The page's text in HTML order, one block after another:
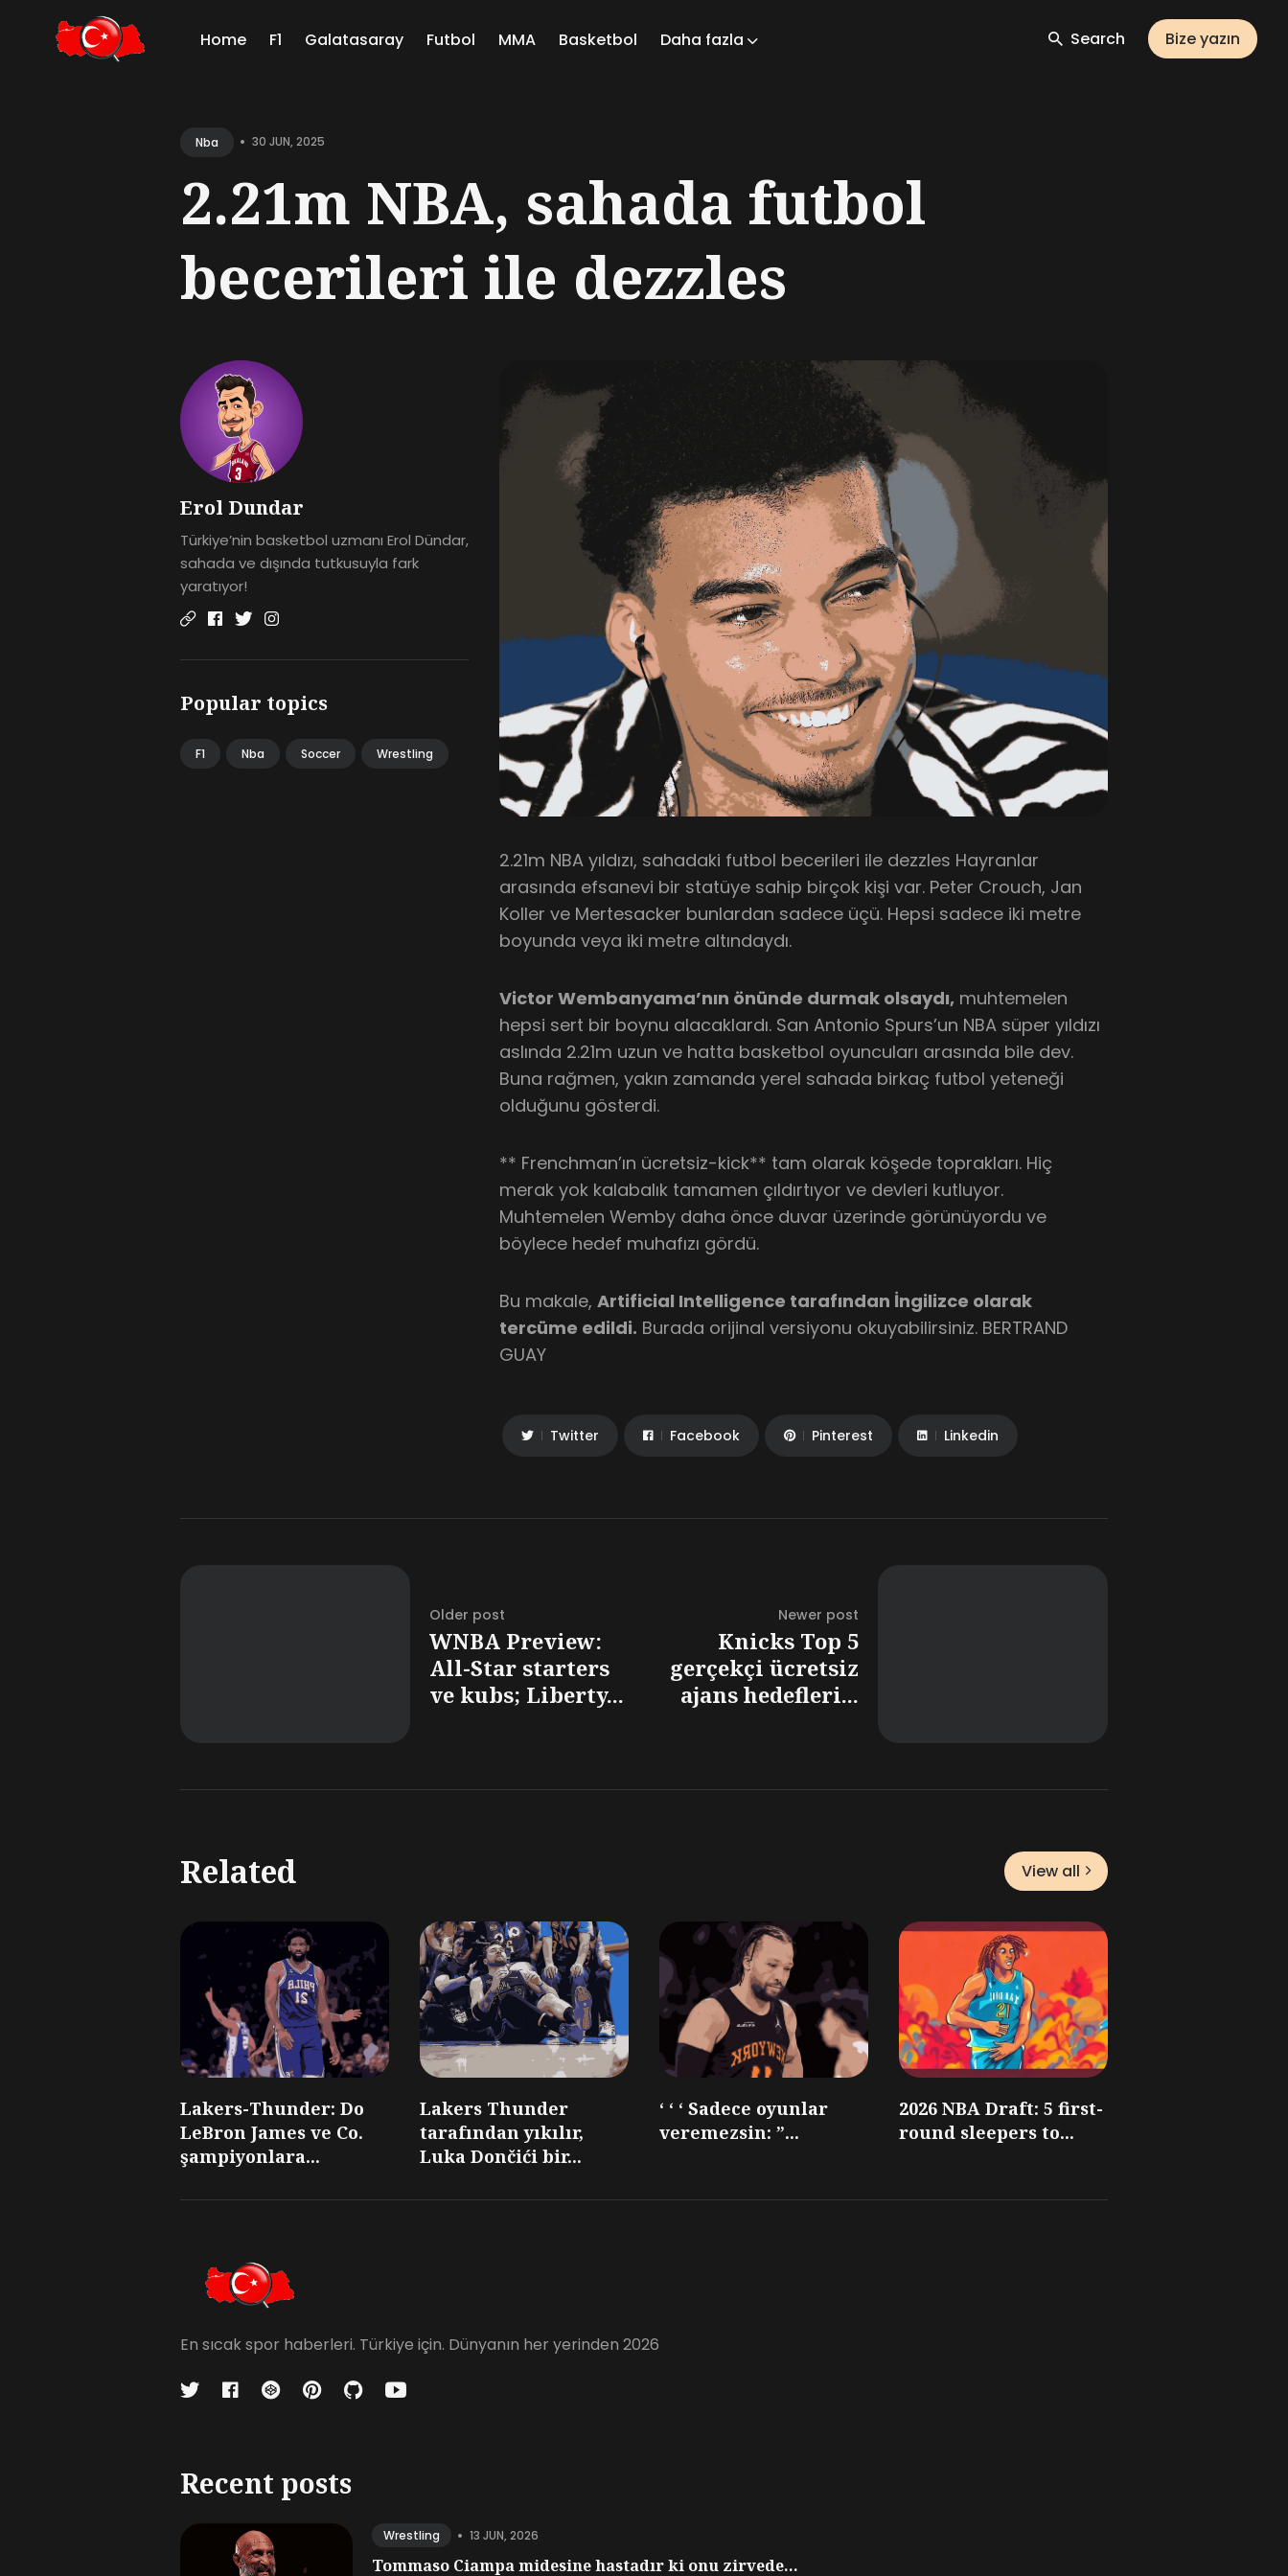
Home F1 Galatasaray Futbol MMA Basketbol Daha fazla Search Bize yazın
Nba • 30 JUN, 2025
2.21m NBA, sahada futbol
becerileri ile dezzles
Erol Dundar
Türkiye’nin basketbol uzmanı Erol Dündar,
sahada ve dışında tutkusuyla fark
yaratıyor!
Popular topics
F1 Nba Soccer Wrestling
2.21m NBA yıldızı, sahadaki futbol becerileri ile dezzles Hayranlar
arasında efsanevi bir statüye sahip birçok kişi var. Peter Crouch, Jan
Koller ve Mertesacker bunlardan sadece üçü. Hepsi sadece iki metre
boyunda veya iki metre altındaydı.
Victor Wembanyama’nın önünde durmak olsaydı, muhtemelen
hepsi sert bir boynu alacaklardı. San Antonio Spurs’un NBA süper yıldızı
aslında 2.21m uzun ve hatta basketbol oyuncuları arasında bile dev.
Buna rağmen, yakın zamanda yerel sahada birkaç futbol yeteneği
olduğunu gösterdi.
** Frenchman’ın ücretsiz-kick** tam olarak köşede toprakları. Hiç
merak yok kalabalık tamamen çıldırtıyor ve devleri kutluyor.
Muhtemelen Wemby daha önce duvar üzerinde görünüyordu ve
böylece hedef muhafızı gördü.
Bu makale,Artificial Intelligence tarafından İngilizce olarak
tercüme edildi. Burada orijinal versiyonu okuyabilirsiniz. BERTRAND
GUAY
Twitter Facebook Pinterest Linkedin
Older post
WNBA Preview:
All-Star starters
ve kubs; Liberty...
Newer post
Knicks Top 5
gerçekçi ücretsiz
ajans hedefleri...
Related View all
Lakers-Thunder: Do
LeBron James ve Co.
şampiyonlara...
Lakers Thunder
tarafından yıkılır,
Luka Dončići bir...
‘ ‘ ‘ Sadece oyunlar
veremezsin: ”...
2026 NBA Draft: 5 first-
round sleepers to...
En sıcak spor haberleri. Türkiye için. Dünyanın her yerinden 2026
Recent posts
Wrestling • 13 JUN, 2026
Tommaso Ciampa midesine hastadır ki onu zirvede...